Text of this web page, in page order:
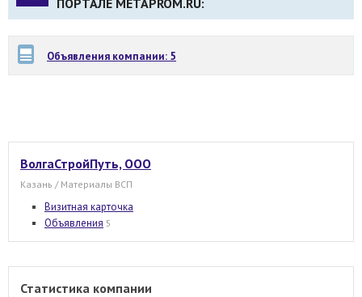
Объявления компании: 5
ВолгаСтройПуть, ООО
Казань / Материалы ВСП
Визитная карточка
Объявления 5
Статистика компании